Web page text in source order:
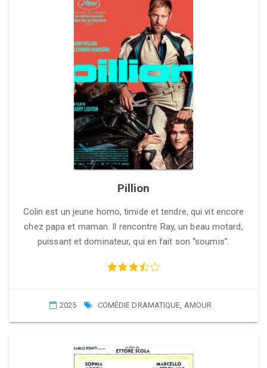
Pillion
Colin est un jeune homo, timide et tendre, qui vit encore
chez papa et maman. Il rencontre Ray, un beau motard,
puissant et dominateur, qui en fait son “soumis”.
2025 COMÉDIE DRAMATIQUE, AMOUR